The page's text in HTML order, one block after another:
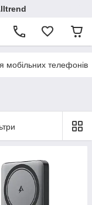
мобільних телефонів